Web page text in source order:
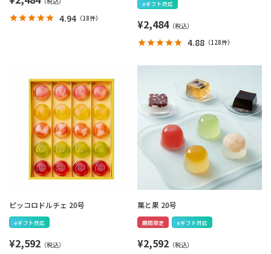
4.94 （18件）
eギフト対応
¥2,484
4.88 （128件）
ピッコロドルチェ 20号
eギフト対応
¥2,592
菓と果 20号
期間限定 eギフト対応
¥2,592